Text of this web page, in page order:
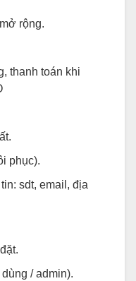
rộng.
thanh toán khi
phục).
sdt, email, địa
/ admin).